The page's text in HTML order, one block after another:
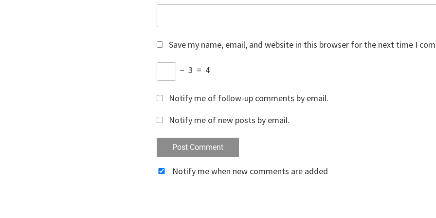
Save my name, email, and website in this browser for the next time I
− 3 = 4
Notify me of follow-up comments by email.
Notify me of new posts by email.
Notify me when new comments are added